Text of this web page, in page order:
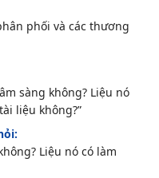
phối và các thương
sàng không? Liệu nó
liệu không?”
Liệu nó có làm